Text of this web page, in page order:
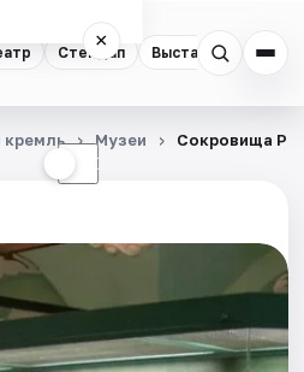
Стендап Выставки
×
☾
кремль Музеи Сокровища